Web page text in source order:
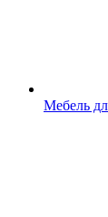
Мебель